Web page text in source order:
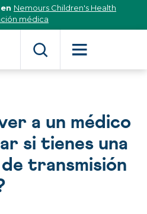
Nemours Children's Health
médica
a un médico
si tienes una
transmisión